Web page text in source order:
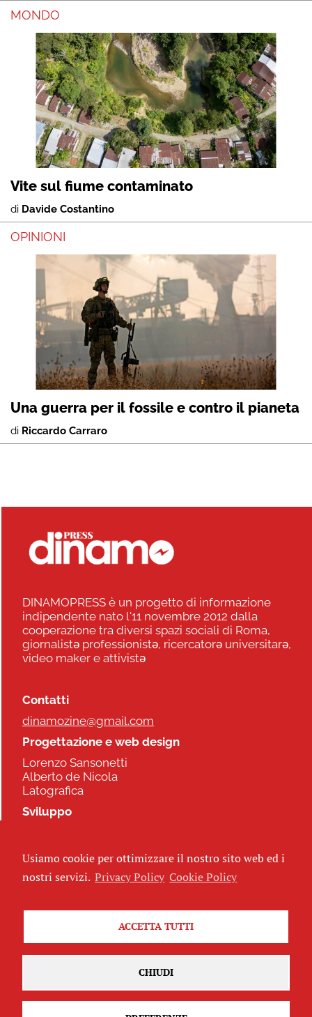
MONDO
Vite sul fiume contaminato
di Davide Costantino
OPINIONI
Una guerra per il fossile e contro il pianeta
di Riccardo Carraro
DINAMOPRESS è un progetto di informazione
indipendente nato l'11 novembre 2012 dalla
cooperazione tra diversi spazi sociali di Roma,
giornalistə professionistə, ricercatorə universitarə,
video maker e attivistə
Contatti
dinamozine@gmail.com
Progettazione e web design
Lorenzo Sansonetti
Alberto de Nicola
Latografica
Sviluppo
Seguici
Iscriviti alla newsletter
Usiamo cookie per ottimizzare il nostro sito web ed i
nostri servizi. Privacy Policy Cookie Policy
ACCETTA TUTTI
CHIUDI